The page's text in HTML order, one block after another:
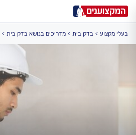
תחום
תחום:
בעלי מקצוע בדק בית מדריכים בנושא בדק בית